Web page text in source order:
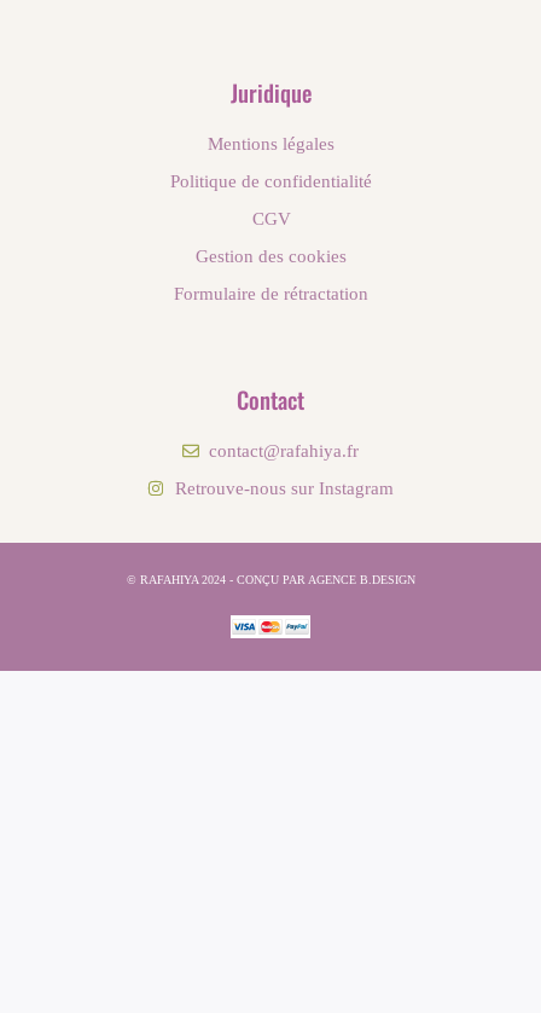
Juridique
Mentions légales
Politique de confidentialité
CGV
Gestion des cookies
Formulaire de rétractation
Contact
contact@rafahiya.fr
Retrouve-nous sur Instagram
© RAFAHIYA 2024 - CONÇU PAR AGENCE B.DESIGN